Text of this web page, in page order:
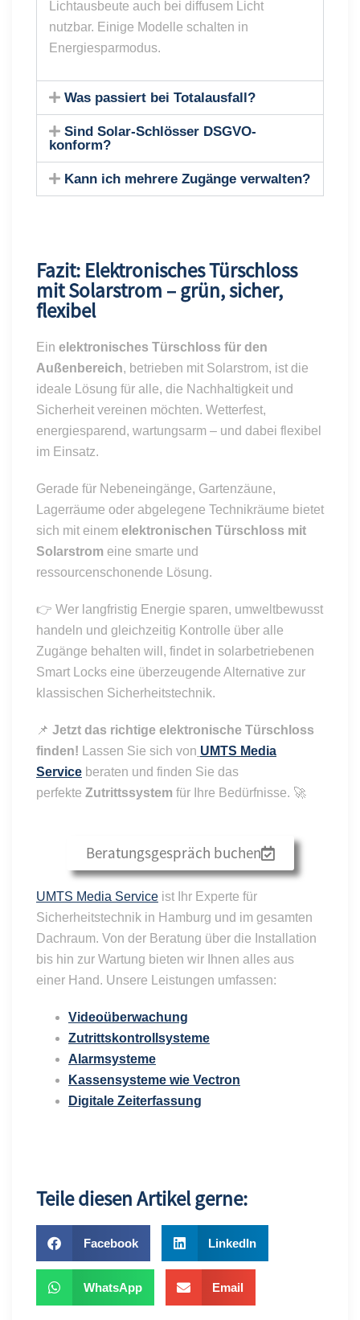
Lichtausbeute auch bei diffusem Licht
nutzbar. Einige Modelle schalten in
Energiesparmodus.
Was passiert bei Totalausfall?
Sind Solar-Schlösser DSGVO-
konform?
Kann ich mehrere Zugänge verwalten?
Fazit: Elektronisches Türschloss
mit Solarstrom – grün, sicher,
flexibel
Ein elektronisches Türschloss für den
Außenbereich, betrieben mit Solarstrom, ist die
ideale Lösung für alle, die Nachhaltigkeit und
Sicherheit vereinen möchten. Wetterfest,
energiesparend, wartungsarm – und dabei flexibel
im Einsatz.
Gerade für Nebeneingänge, Gartenzäune,
Lagerräume oder abgelegene Technikräume bietet
sich mit einem elektronischen Türschloss mit
Solarstrom eine smarte und
ressourcenschonende Lösung.
👉 Wer langfristig Energie sparen, umweltbewusst
handeln und gleichzeitig Kontrolle über alle
Zugänge behalten will, findet in solarbetriebenen
Smart Locks eine überzeugende Alternative zur
klassischen Sicherheitstechnik.
📌 Jetzt das richtige elektronische Türschloss
finden! Lassen Sie sich von UMTS Media
Service beraten und finden Sie das
perfekte Zutrittssystem für Ihre Bedürfnisse. 🚀
Beratungsgespräch buchen
UMTS Media Service ist Ihr Experte für
Sicherheitstechnik in Hamburg und im gesamten
Dachraum. Von der Beratung über die Installation
bis hin zur Wartung bieten wir Ihnen alles aus
einer Hand. Unsere Leistungen umfassen:
Videoüberwachung
Zutrittskontrollsysteme
Alarmsysteme
Kassensysteme wie Vectron
Digitale Zeiterfassung
Teile diesen Artikel gerne:
Facebook LinkedIn
WhatsApp Email